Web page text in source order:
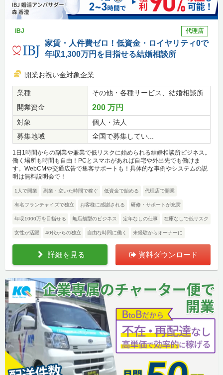
IBJ 代理店
家賃・人件費ゼロ！低資金・ロイヤリティ0で
年収1,300万円を目指せる結婚相談所
開業お祝い金対象企業
業種
その他・各種サービス、結婚相談所
開業資金
200 万円
対象
個人・法人
募集地域
全国で募集してい...
1日1時間からの副業や兼業で低リスクに始められる結婚相談所ビジネス。
働く場所も時間も自由！PCとスマホがあれば自宅や外出先でも働けま
す。WebCMや交通広告で集客サポートも！具体的な事例やシステムの説
明は無料説明会で！
1人で開業 副業・空いた時間で稼ぐ 低資金で始める 代理店で開業
有名フランチャイズで独立 お客様に感謝される 研修・サポートが充実
年収1000万を目指せる 無店舗型のビジネス 定年なしの仕事 在庫なしで低リスク
女性が活躍 40代からの独立 自由な時間に働く 未経験からオーナーに
詳細を見る 資料ダウンロード